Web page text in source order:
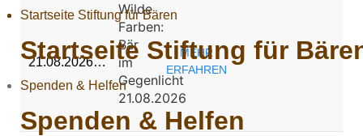
Startseite Stiftung für Bären
Startseite Stiftung für
Spenden & Helfen
Spenden & Helfen
21.08.2026…
Wilde
Farben:
Bär
im
Gegenlicht
21.08.2026
MEHR
ERFAHREN